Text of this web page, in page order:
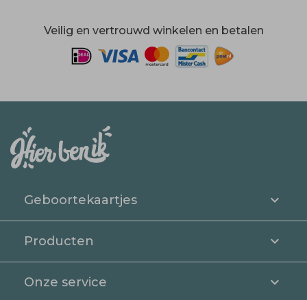
Veilig en vertrouwd winkelen en betalen
Geboortekaartjes
Producten
Onze service